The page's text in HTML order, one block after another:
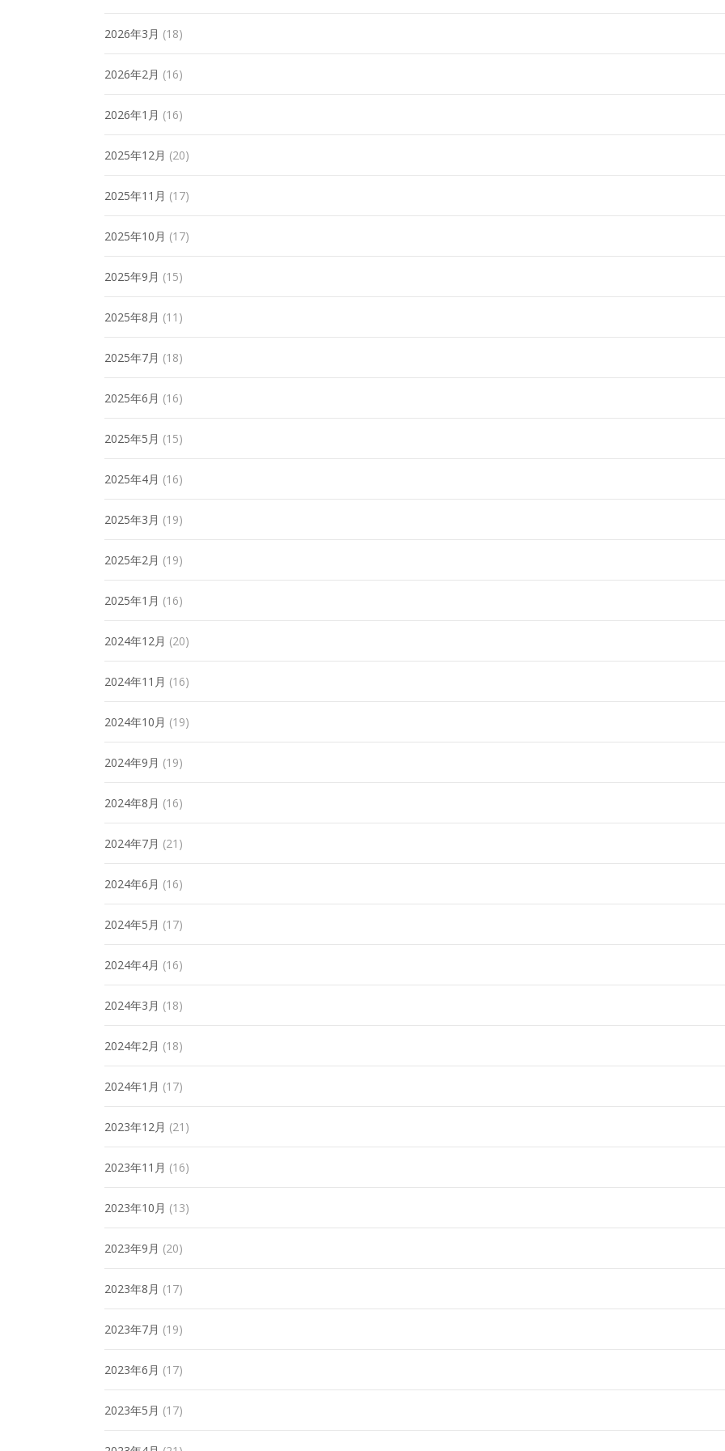
2026年3月 (18)
2026年2月 (16)
2026年1月 (16)
2025年12月 (20)
2025年11月 (17)
2025年10月 (17)
2025年9月 (15)
2025年8月 (11)
2025年7月 (18)
2025年6月 (16)
2025年5月 (15)
2025年4月 (16)
2025年3月 (19)
2025年2月 (19)
2025年1月 (16)
2024年12月 (20)
2024年11月 (16)
2024年10月 (19)
2024年9月 (19)
2024年8月 (16)
2024年7月 (21)
2024年6月 (16)
2024年5月 (17)
2024年4月 (16)
2024年3月 (18)
2024年2月 (18)
2024年1月 (17)
2023年12月 (21)
2023年11月 (16)
2023年10月 (13)
2023年9月 (20)
2023年8月 (17)
2023年7月 (19)
2023年6月 (17)
2023年5月 (17)